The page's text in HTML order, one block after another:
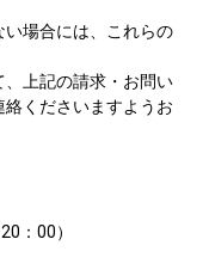
場合には、これらの
上記の請求・お問い
くださいますようお
華街 皇朝
：00）